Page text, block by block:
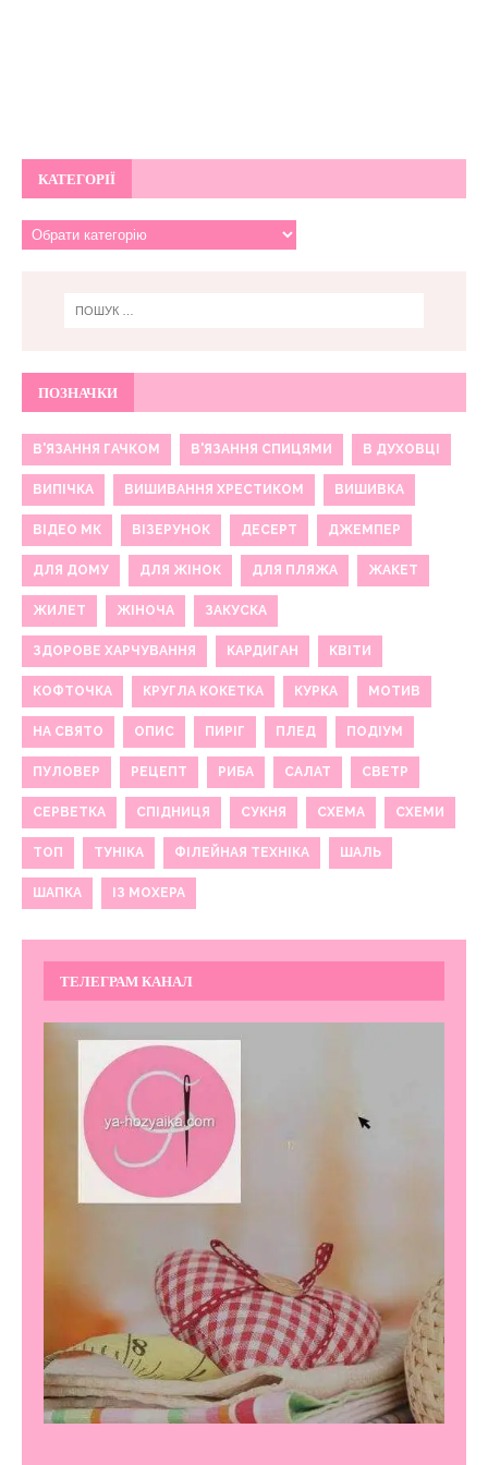
КАТЕГОРІЇ
ПОЗНАЧКИ
В'ЯЗАННЯ ГАЧКОМ В'ЯЗАННЯ СПИЦЯМИ В ДУХОВЦІ
ВИПІЧКА ВИШИВАННЯ ХРЕСТИКОМ ВИШИВКА
ВІДЕО МК ВІЗЕРУНОК ДЕСЕРТ ДЖЕМПЕР
ДЛЯ ДОМУ ДЛЯ ЖІНОК ДЛЯ ПЛЯЖА ЖАКЕТ
ЖИЛЕТ ЖІНОЧА ЗАКУСКА
ЗДОРОВЕ ХАРЧУВАННЯ КАРДИГАН КВІТИ
КОФТОЧКА КРУГЛА КОКЕТКА КУРКА МОТИВ
НА СВЯТО ОПИС ПИРІГ ПЛЕД ПОДІУМ
ПУЛОВЕР РЕЦЕПТ РИБА САЛАТ СВЕТР
СЕРВЕТКА СПІДНИЦЯ СУКНЯ СХЕМА СХЕМИ
ТОП ТУНІКА ФІЛЕЙНАЯ ТЕХНІКА ШАЛЬ
ШАПКА ІЗ МОХЕРА
ТЕЛЕГРАМ КАНАЛ